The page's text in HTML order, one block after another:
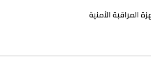
المراقبة الأمنية